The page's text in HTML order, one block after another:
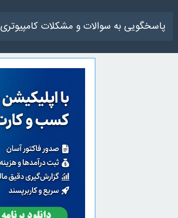
پاسخگویی به سوالات و مشکلات کامپیوتری